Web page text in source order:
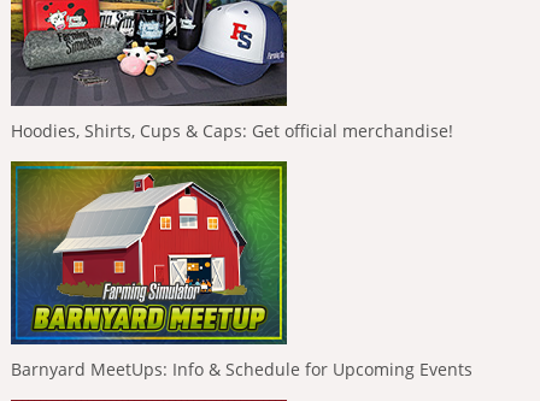
Hoodies, Shirts, Cups & Caps: Get official merchandise!
Barnyard MeetUps: Info & Schedule for Upcoming Events